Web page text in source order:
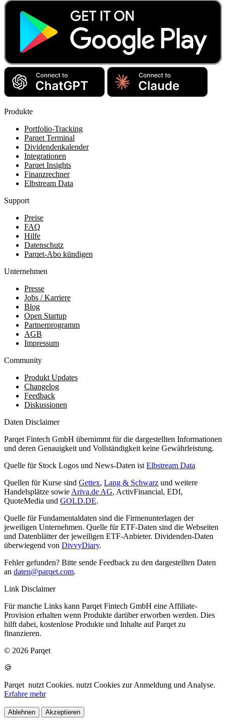
Produkte
Portfolio-Tracking
Parqet Terminal
Dividendenkalender
Integrationen
Parqet Insights
Finanzrechner
Elbstream Data
Support
Preise
FAQ
Hilfe
Datenschutz
Parqet-Abo kündigen
Unternehmen
Presse
Jobs / Karriere
Blog
Open Startup
Partnerprogramm
AGB
Impressum
Community
Produkt Updates
Changelog
Feedback
Diskussionen
Daten Disclaimer
Parqet Fintech GmbH übernimmt für die dargestellten Informationen
und deren Genauigkeit und Vollständigkeit keine Gewährleistung.
Quelle für Stock Logos und News-Daten ist Elbstream Data
Quellen für Kurse sind Gettex, Lang & Schwarz und weitere
Handelsplätze sowie Ariva.de AG, ActivFinancial, EDI,
QuoteMedia und GOLD.DE.
Quelle für Fundamentaldaten sind die Firmenunterlagen der
jeweiligen Unternehmen. Quelle für ETF-Daten sind die Webseiten
und Datenblätter der jeweiligen ETF-Anbieter. Dividenden-Daten
überwiegend von DivvyDiary.
Fehler gefunden? Bitte sende Feedback zu den dargestellten Daten
an daten@parqet.com.
Link Disclaimer
Für manche Links kann Parqet Fintech GmbH eine Affiliate-
Provision erhalten wenn Produkte darüber erworben werden. Dies
hilft dabei, kostenlose Produkte und Inhalte auf Parqet zu
finanzieren.
© 2026 Parqet
🍪
Parqet nutzt Cookies. nutzt Cookies zur Anmeldung und Analyse.
Erfahre mehr
Ablehnen Akzeptieren